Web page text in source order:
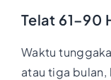
Telat 61–90
Waktu
atau tiga bulan,